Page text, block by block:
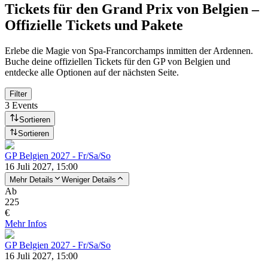
Tickets für den Grand Prix von Belgien –
Offizielle Tickets und Pakete
Erlebe die Magie von Spa-Francorchamps inmitten der Ardennen.
Buche deine offiziellen Tickets für den GP von Belgien und
entdecke alle Optionen auf der nächsten Seite.
Filter
3 Events
Sortieren
Sortieren
GP Belgien 2027 - Fr/Sa/So
16 Juli 2027, 15:00
Mehr Details Weniger Details
Ab
225
€
Mehr Infos
GP Belgien 2027 - Fr/Sa/So
16 Juli 2027, 15:00